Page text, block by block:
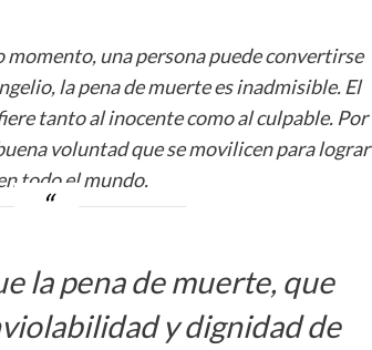
una persona puede convertirse
la pena de muerte es inadmisible. El
tanto al inocente como al culpable. Por
voluntad que se movilicen para lograr
todo el mundo.
la pena de muerte, que
y dignidad de